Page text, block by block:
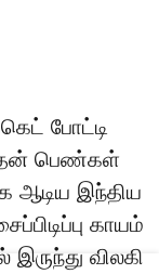
போட்டி
இதன் பெண்கள்
ஆடிய இந்திய
காயம்
விலகி